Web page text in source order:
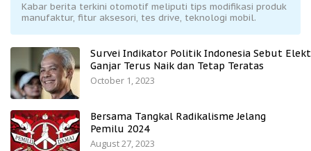
Kabar berita terkini otomotif meliputi tips modifikasi produk
manufaktur, fitur aksesori, tes drive, teknologi mobil.
Survei Indikator Politik Indonesia Sebut
Ganjar Terus Naik dan Tetap Teratas
October 1, 2023
Bersama Tangkal Radikalisme Jelang
Pemilu 2024
August 27, 2023